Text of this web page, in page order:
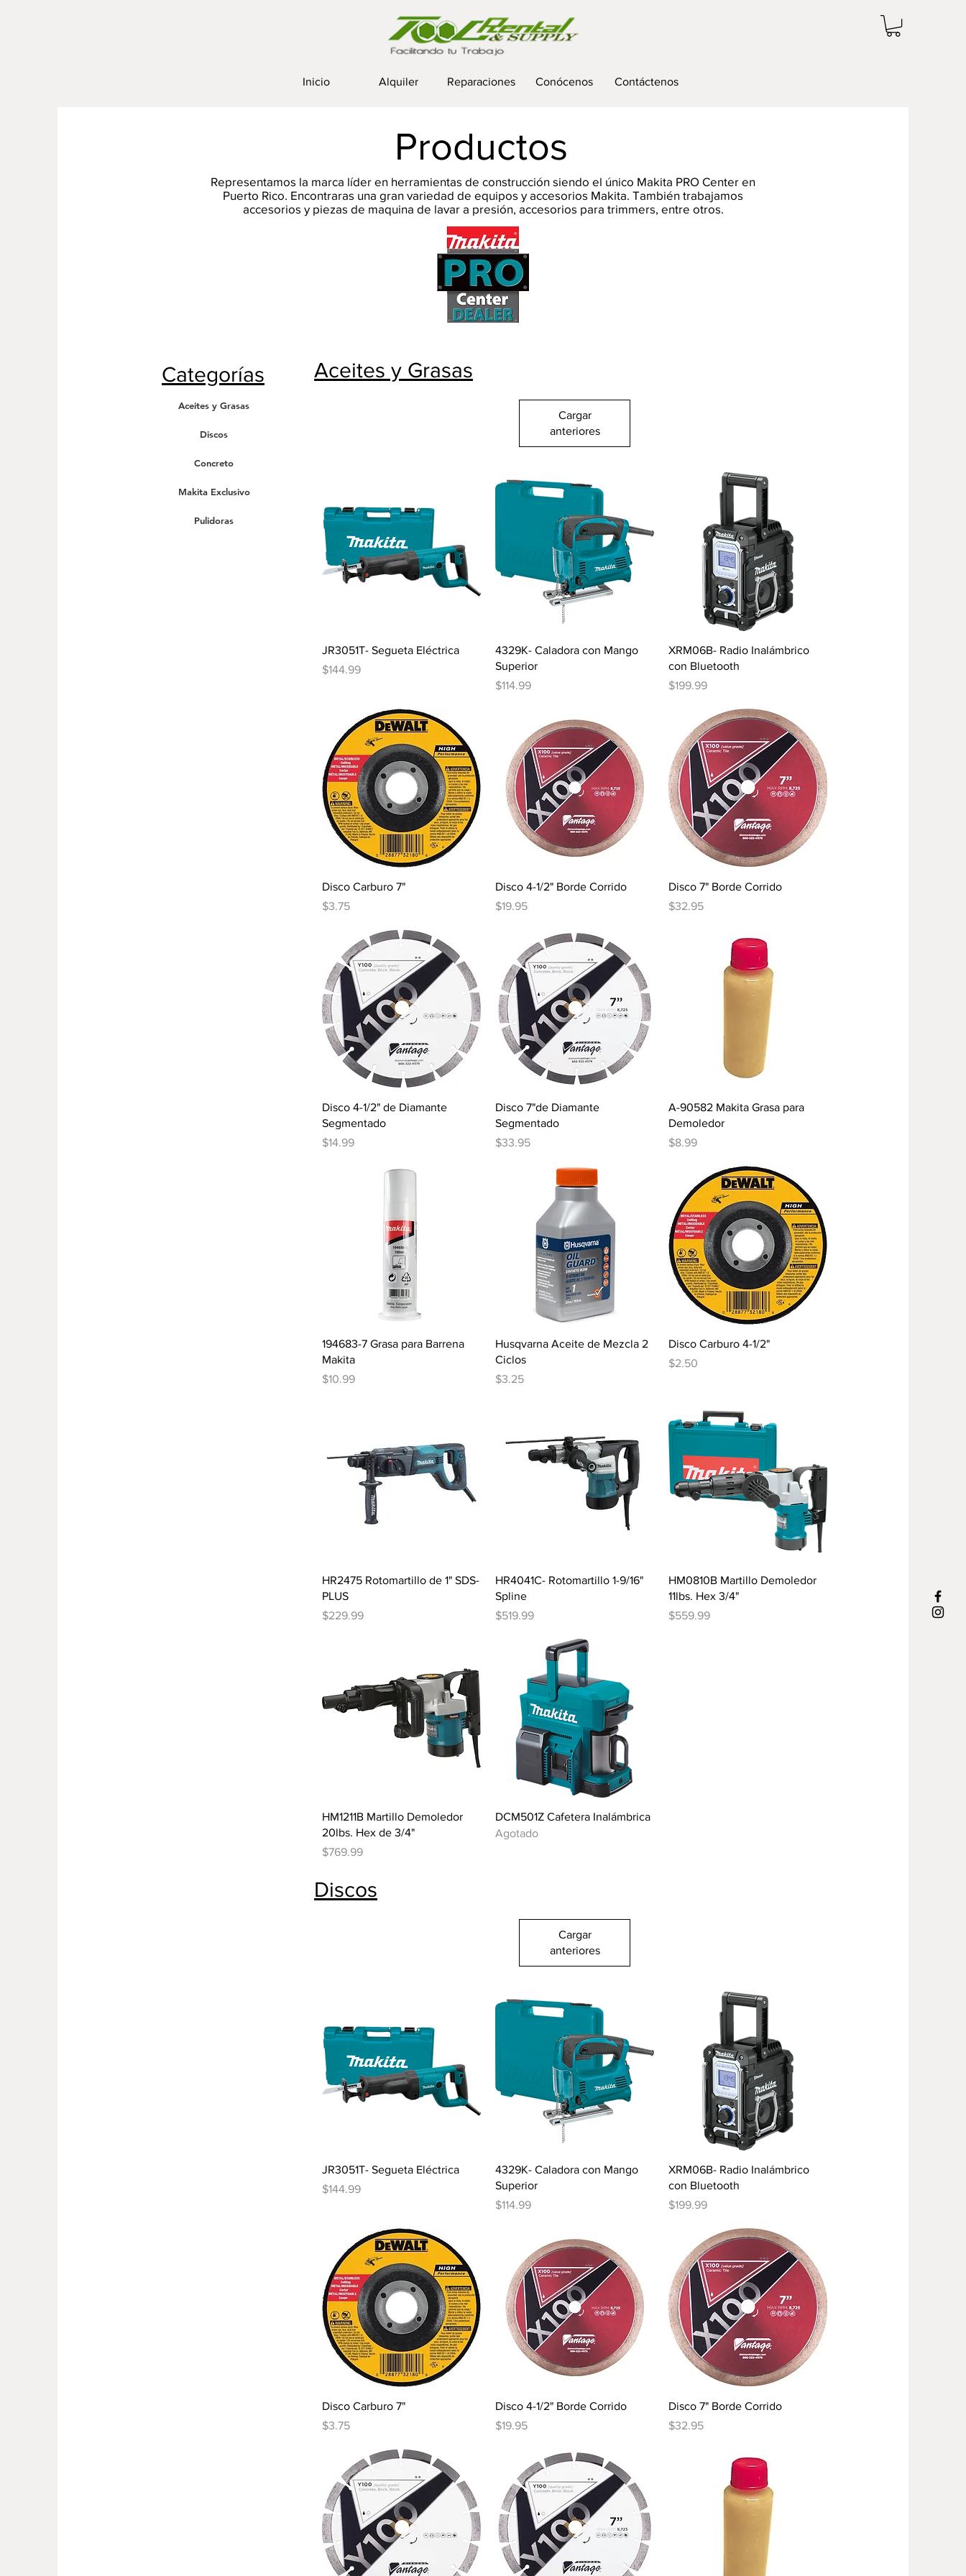
Inicio Alquiler Reparaciones Conócenos Contáctenos
Productos
Representamos la marca líder en herramientas de construcción siendo el único Makita PRO Center en
Puerto Rico. Encontraras una gran variedad de equipos y accesorios Makita. También trabajamos
accesorios y piezas de maquina de lavar a presión, accesorios para trimmers, entre otros.
Categorías
Aceites y Grasas
Discos
Concreto
Makita Exclusivo
Pulidoras
Aceites y Grasas
Cargar
anteriores
Vista rápida
JR3051T- Segueta Eléctrica
Precio
$144.99
Vista rápida
4329K- Caladora con Mango
Superior
Precio
$114.99
Vista rápida
XRM06B- Radio Inalámbrico
con Bluetooth
Precio
$199.99
Vista rápida
Disco Carburo 7"
Precio
$3.75
Vista rápida
Disco 4-1/2" Borde Corrido
Precio
$19.95
Vista rápida
Disco 7" Borde Corrido
Precio
$32.95
Vista rápida
Disco 4-1/2" de Diamante
Segmentado
Precio
$14.99
Vista rápida
Disco 7"de Diamante
Segmentado
Precio
$33.95
Vista rápida
A-90582 Makita Grasa para
Demoledor
Precio
$8.99
Vista rápida
194683-7 Grasa para Barrena
Makita
Precio
$10.99
Vista rápida
Husqvarna Aceite de Mezcla 2
Ciclos
Precio
$3.25
Vista rápida
Disco Carburo 4-1/2"
Precio
$2.50
Vista rápida
HR2475 Rotomartillo de 1" SDS-
PLUS
Precio
$229.99
Vista rápida
HR4041C- Rotomartillo 1-9/16"
Spline
Precio
$519.99
Vista rápida
HM0810B Martillo Demoledor
11lbs. Hex 3/4"
Precio
$559.99
Vista rápida
HM1211B Martillo Demoledor
20lbs. Hex de 3/4"
Precio
$769.99
Vista rápida
DCM501Z Cafetera Inalámbrica
Agotado
Discos
Cargar
anteriores
Vista rápida
JR3051T- Segueta Eléctrica
Precio
$144.99
Vista rápida
4329K- Caladora con Mango
Superior
Precio
$114.99
Vista rápida
XRM06B- Radio Inalámbrico
con Bluetooth
Precio
$199.99
Vista rápida
Disco Carburo 7"
Precio
$3.75
Vista rápida
Disco 4-1/2" Borde Corrido
Precio
$19.95
Vista rápida
Disco 7" Borde Corrido
Precio
$32.95